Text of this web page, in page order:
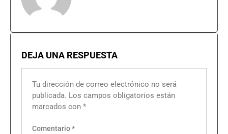
DEJA UNA RESPUESTA
Tu dirección de correo electrónico no será
publicada. Los campos obligatorios están
marcados con *
Comentario*